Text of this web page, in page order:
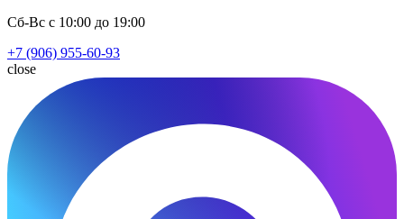
Сб-Вс с 10:00 до 19:00
+7 (906) 955-60-93
close